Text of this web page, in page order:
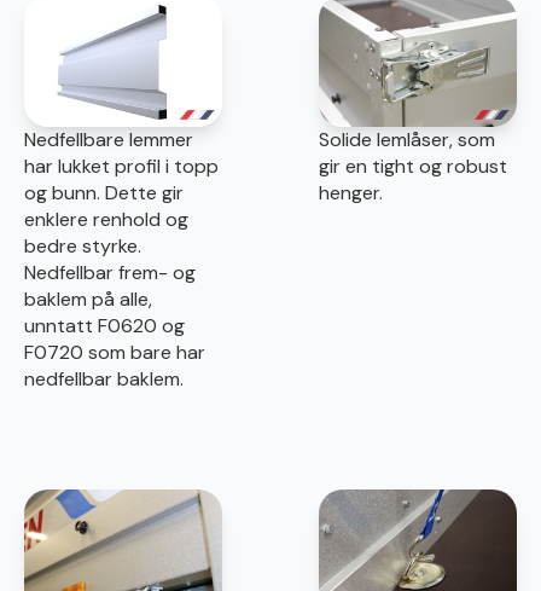
Nedfellbare lemmer
har lukket profil i topp
og bunn. Dette gir
enklere renhold og
bedre styrke.
Nedfellbar frem- og
baklem på alle,
unntatt F0620 og
F0720 som bare har
nedfellbar baklem.
Solide lemlåser, som
gir en tight og robust
henger.